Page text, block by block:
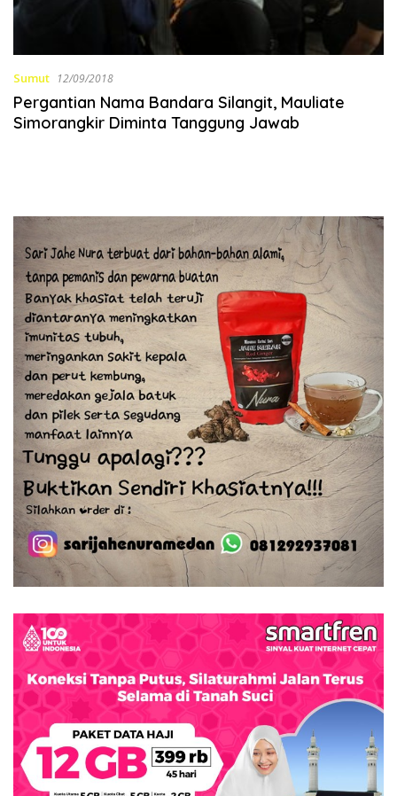
Sumut 12/09/2018
Pergantian Nama Bandara Silangit, Mauliate
Simorangkir Diminta Tanggung Jawab